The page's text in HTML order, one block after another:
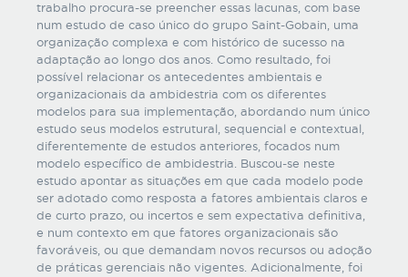
trabalho procura-se preencher essas lacunas, com base
num estudo de caso único do grupo Saint-Gobain, uma
organização complexa e com histórico de sucesso na
adaptação ao longo dos anos. Como resultado, foi
possível relacionar os antecedentes ambientais e
organizacionais da ambidestria com os diferentes
modelos para sua implementação, abordando num único
estudo seus modelos estrutural, sequencial e contextual,
diferentemente de estudos anteriores, focados num
modelo específico de ambidestria. Buscou-se neste
estudo apontar as situações em que cada modelo pode
ser adotado como resposta a fatores ambientais claros e
de curto prazo, ou incertos e sem expectativa definitiva,
e num contexto em que fatores organizacionais são
favoráveis, ou que demandam novos recursos ou adoção
de práticas gerenciais não vigentes. Adicionalmente, foi